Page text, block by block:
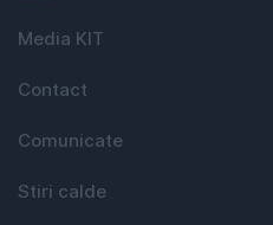
Media KIT
Contact
Comunicate
Stiri calde